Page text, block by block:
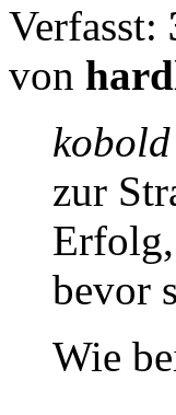
Verfasst:
von
zur
bevor
Wie